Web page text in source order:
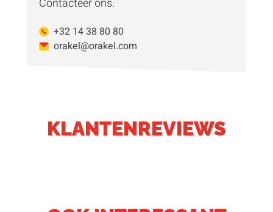
+32 14 38 80 80
orakel@orakel.com
KLANTENREVIEWS